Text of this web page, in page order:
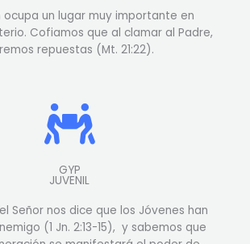
ocupa un lugar muy importante en
Cofiamos que al clamar al Padre,
repuestas (Mt. 21:22).
GYP
JUVENIL
Señor nos dice que los Jóvenes han
(1 Jn. 2:13-15), y sabemos que